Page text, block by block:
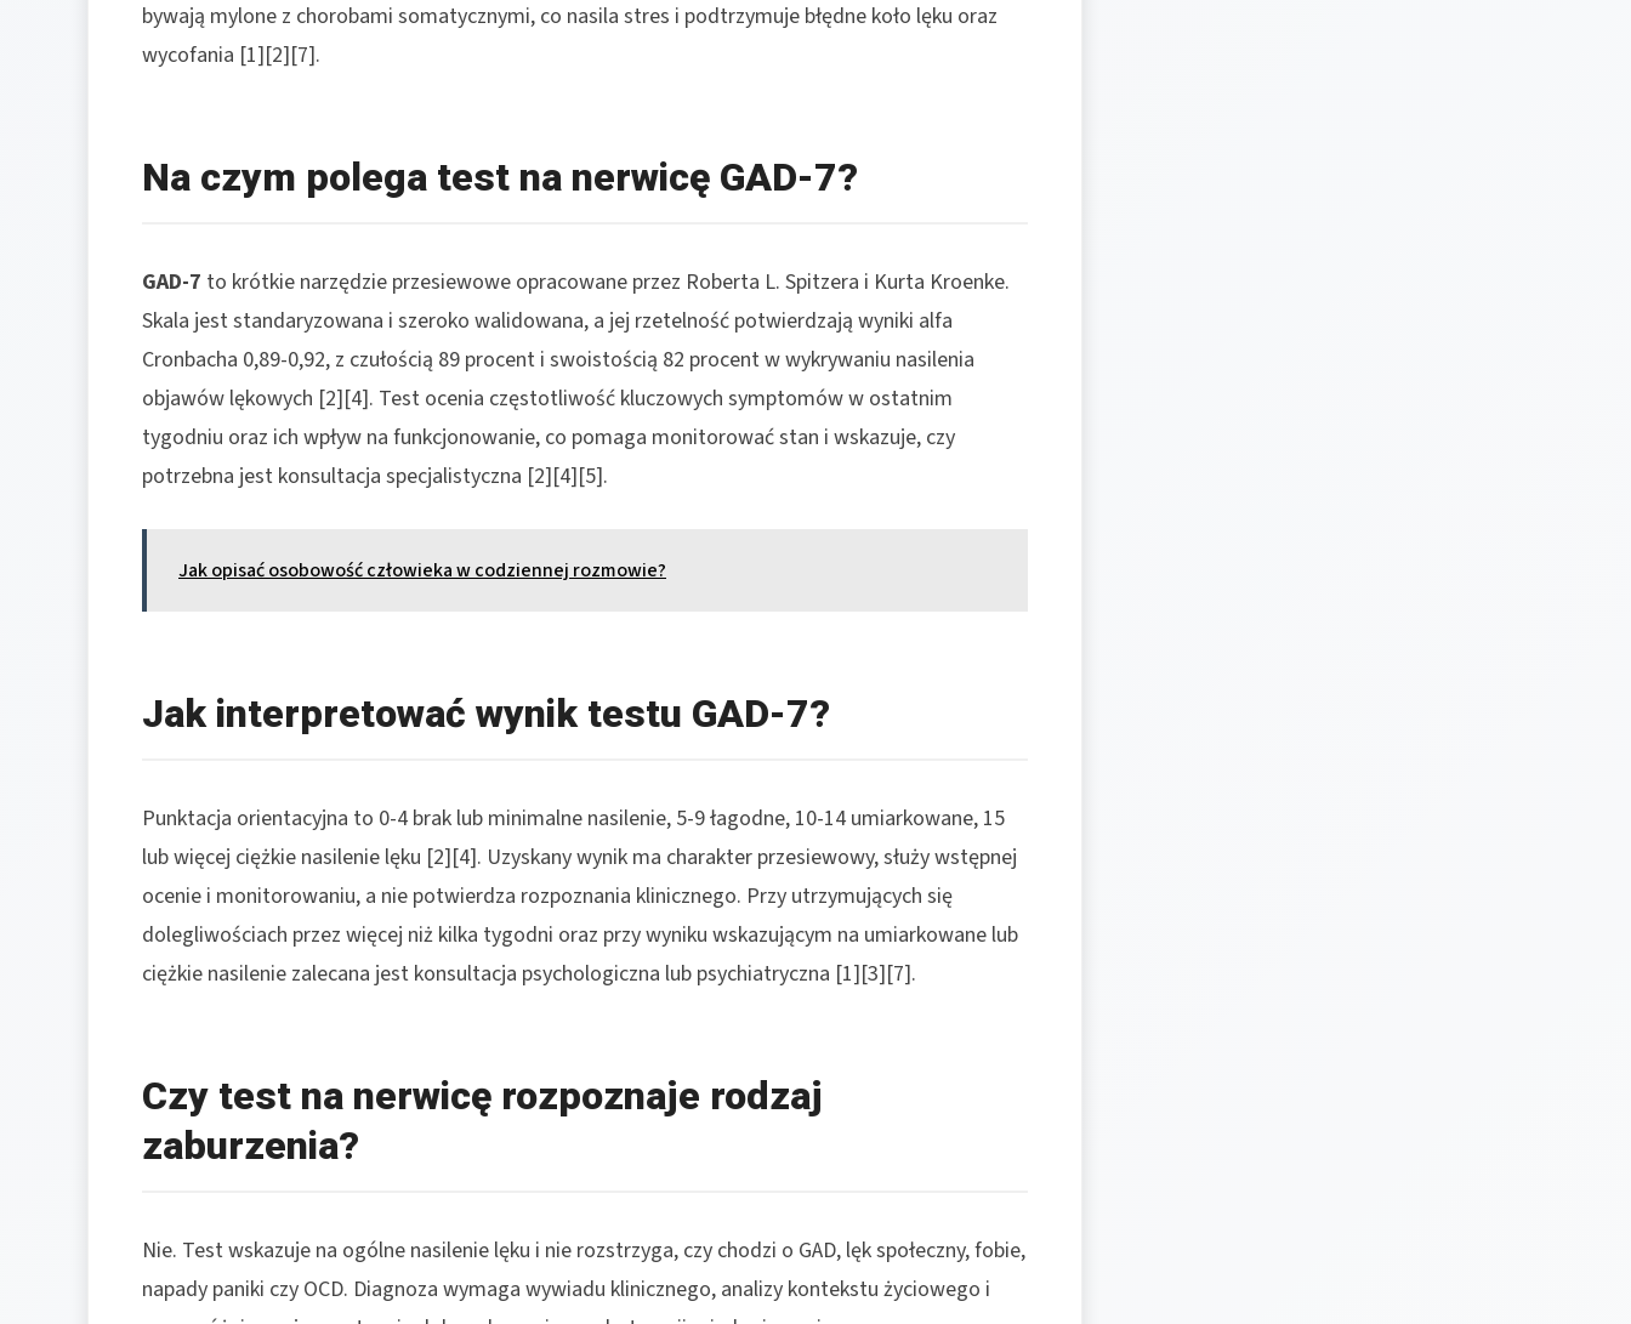
bywają mylone z chorobami somatycznymi, co nasila stres i podtrzymuje błędne koło lęku oraz
wycofania [1][2][7].
Na czym polega test na nerwicę GAD-7?
GAD-7 to krótkie narzędzie przesiewowe opracowane przez Roberta L. Spitzera i Kurta Kroenke.
Skala jest standaryzowana i szeroko walidowana, a jej rzetelność potwierdzają wyniki alfa
Cronbacha 0,89-0,92, z czułością 89 procent i swoistością 82 procent w wykrywaniu nasilenia
objawów lękowych [2][4]. Test ocenia częstotliwość kluczowych symptomów w ostatnim
tygodniu oraz ich wpływ na funkcjonowanie, co pomaga monitorować stan i wskazuje, czy
potrzebna jest konsultacja specjalistyczna [2][4][5].
Jak opisać osobowość człowieka w codziennej rozmowie?
Jak interpretować wynik testu GAD-7?
Punktacja orientacyjna to 0-4 brak lub minimalne nasilenie, 5-9 łagodne, 10-14 umiarkowane, 15
lub więcej ciężkie nasilenie lęku [2][4]. Uzyskany wynik ma charakter przesiewowy, służy wstępnej
ocenie i monitorowaniu, a nie potwierdza rozpoznania klinicznego. Przy utrzymujących się
dolegliwościach przez więcej niż kilka tygodni oraz przy wyniku wskazującym na umiarkowane lub
ciężkie nasilenie zalecana jest konsultacja psychologiczna lub psychiatryczna [1][3][7].
Czy test na nerwicę rozpoznaje rodzaj
zaburzenia?
Nie. Test wskazuje na ogólne nasilenie lęku i nie rozstrzyga, czy chodzi o GAD, lęk społeczny, fobie,
napady paniki czy OCD. Diagnoza wymaga wywiadu klinicznego, analizy kontekstu życiowego i